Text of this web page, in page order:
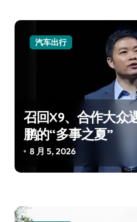
汽车出行
召回X9、合作大众
鹏的“多事之夏”
8 月 5, 2026